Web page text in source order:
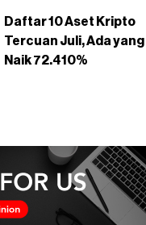
Daftar 10 Aset Kripto
Tercuan Juli, Ada yang
Naik 72.410%